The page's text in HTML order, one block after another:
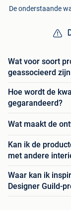
De onderstaande
Wat voor soort
geassocieerd
Hoe wordt de
gegarandeerd?
Wat maakt de
Kan ik de
met andere
Waar kan ik
Designer Guild-